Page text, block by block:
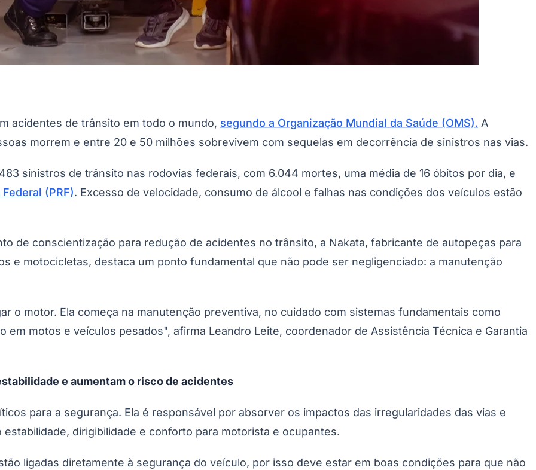
acidentes de trânsito em todo o mundo, segundo a Organização Mundial da Saúde (OMS). A
morrem e entre 20 e 50 milhões sobrevivem com sequelas em decorrência de sinistros nas vias.
sinistros de trânsito nas rodovias federais, com 6.044 mortes, uma média de 16 óbitos por dia, e
(PRF). Excesso de velocidade, consumo de álcool e falhas nas condições dos veículos estão
de conscientização para redução de acidentes no trânsito, a Nakata, fabricante de autopeças para
e motocicletas, destaca um ponto fundamental que não pode ser negligenciado: a manutenção
o motor. Ela começa na manutenção preventiva, no cuidado com sistemas fundamentais como
motos e veículos pesados", afirma Leandro Leite, coordenador de Assistência Técnica e Garantia
e aumentam o risco de acidentes
para a segurança. Ela é responsável por absorver os impactos das irregularidades das vias e
dirigibilidade e conforto para motorista e ocupantes.
ligadas diretamente à segurança do veículo, por isso deve estar em boas condições para que não